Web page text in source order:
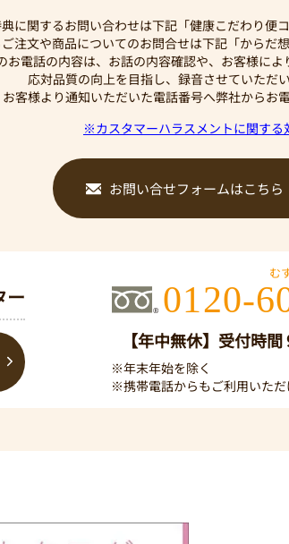
に関するお問い合わせは下記「健康こだわり便
注文や商品についてのお問合せは下記「からだ
電話の内容は、お話の内容確認や、お客様によ
応対品質の向上を目指し、録音させていただい
客様より通知いただいた電話番号へ弊社からお
※カスタマーハラスメントに関する
お問い合せフォームはこちら
ー
む
0120-
【年中無休】受付時
※年末年始を除く
※携帯電話からもご利用いただ